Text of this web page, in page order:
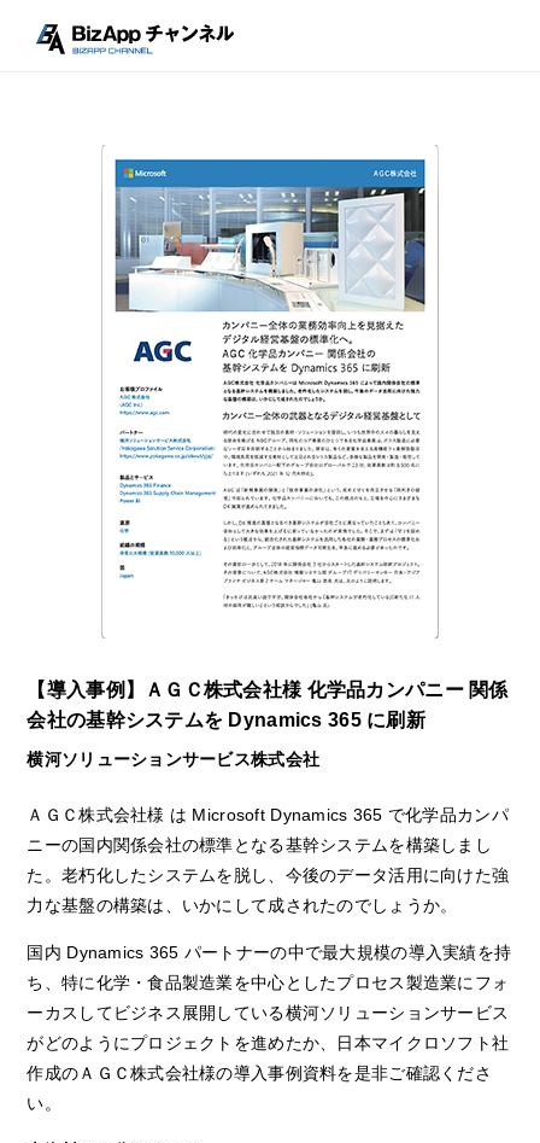
【導入事例】ＡＧＣ株式会社様 化学品カンパニー 関係
会社の基幹システムを Dynamics 365 に刷新
横河ソリューションサービス株式会社
ＡＧＣ株式会社様 は Microsoft Dynamics 365 で化学品カンパ
ニーの国内関係会社の標準となる基幹システムを構築しまし
た。老朽化したシステムを脱し、今後のデータ活用に向けた強
力な基盤の構築は、いかにして成されたのでしょうか。
国内 Dynamics 365 パートナーの中で最大規模の導入実績を持
ち、特に化学・食品製造業を中心としたプロセス製造業にフォ
ーカスしてビジネス展開している横河ソリューションサービス
がどのようにプロジェクトを進めたか、日本マイクロソフト社
作成のＡＧＣ株式会社様の導入事例資料を是非ご確認くださ
い。